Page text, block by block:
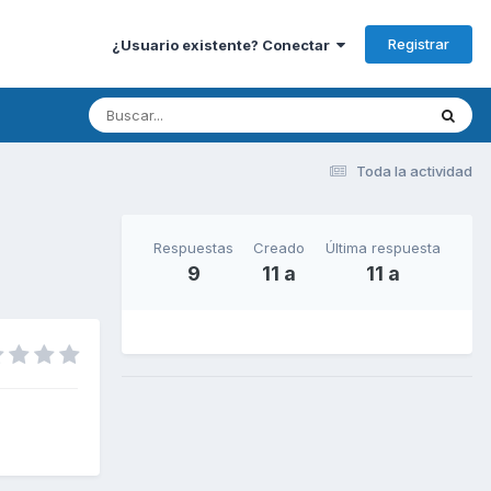
¿Usuario existente? Conectar Registrar
Toda la actividad
Respuestas
9
Creado
11 a
Última respuesta
11 a